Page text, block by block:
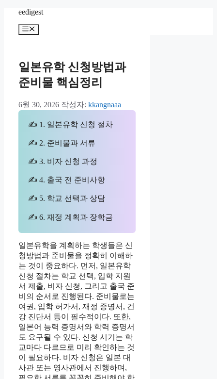
eedigest
메
일본유학 신청방법과
준비물 핵심정리
6월 30, 2026 작성자: kkangnaaa
✍ 1. 일본유학 신청 절차
✍ 2. 준비물과 서류
✍ 3. 비자 신청 과정
✍ 4. 출국 전 준비사항
✍ 5. 학교 선택과 상담
✍ 6. 재정 계획과 장학금
일본유학을 계획하는 학생들은 신
청방법과 준비물을 정확히 이해하
는 것이 중요하다. 먼저, 일본유학
신청 절차는 학교 선택, 입학 지원
서 제출, 비자 신청, 그리고 출국 준
비의 순서로 진행된다. 준비물로는
여권, 입학 허가서, 재정 증명서, 건
강 진단서 등이 필수적이다. 또한,
일본어 능력 증명서와 학력 증명서
도 요구될 수 있다. 신청 시기는 학
교마다 다르므로 미리 확인하는 것
이 필요하다. 비자 신청은 일본 대
사관 또는 영사관에서 진행하며,